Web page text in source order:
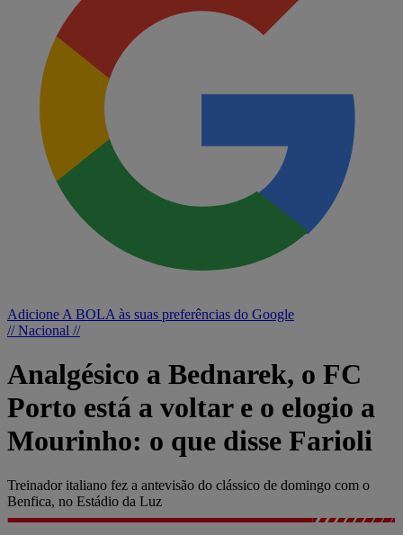
Adicione A BOLA às suas preferências do Google
// Nacional //
Analgésico a Bednarek, o FC
Porto está a voltar e o elogio a
Mourinho: o que disse Farioli
Treinador italiano fez a antevisão do clássico de domingo com o
Benfica, no Estádio da Luz